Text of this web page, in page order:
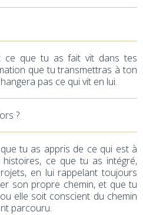
ce que tu as fait vit dans tes
que tu transmettras à ton
pas ce qui vit en lui.
?
tu as appris de ce qui est à
histoires, ce que tu as intégré,
en lui rappelant toujours
son propre chemin, et que tu
elle soit conscient du chemin
parcouru.